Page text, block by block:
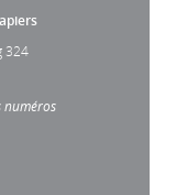
324
numéros